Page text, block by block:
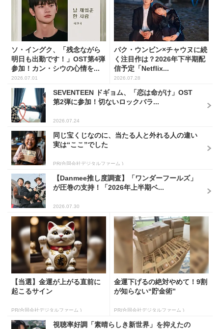
ソ・イングク、「残念ながら
明日も出勤です！」OST第4弾
参加！カン・シウの心情を...
2026.07.01
パク・ウンビン×チャウヌに続
く注目作は？2026年下半期配
信予定「Netflix...
2026.07.28
SEVENTEEN ドギョム、「恋は命がけ」OST
第2弾に参加！切ないロックバラ...
2026.07.24
同じ宝くじなのに、当たる人と外れる人の違い
実は“ここ”でした
PR(合同会社デジタルファーム )
【Danmee推し度調査】「ワンダーフールズ」
が圧巻の支持！「2026年上半期ベ...
2026.07.30
【当選】金運が上がる直前に
起こるサイン
PR(合同会社デジタルファーム )
金運下げるの絶対やめて！9割
が知らない“貯金術”
PR(合同会社デジタルファーム )
視聴率好調「素晴らしき新世界」を抑えたの